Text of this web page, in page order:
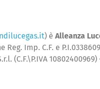
) è Alleanza
Reg. Imp. C.F. e
(C.F.\P.IVA 10802400969)